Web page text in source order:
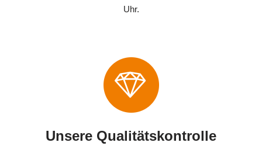
Uhr.
Unsere Qualitätskontrolle